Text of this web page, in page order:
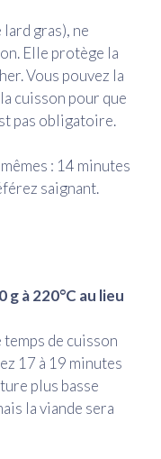
gras), ne
Elle protège la
Vous pouvez la
cuisson pour que
pas obligatoire.
: 14 minutes
saignant.
à 220°C au lieu
de cuisson
17 à 19 minutes
plus basse
la viande sera